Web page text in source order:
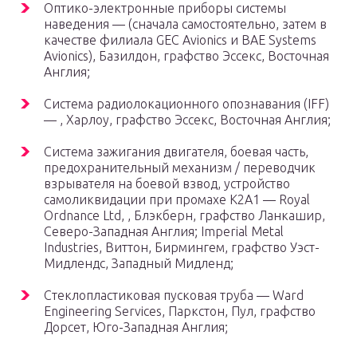
Оптико-электронные приборы системы
наведения — (сначала самостоятельно, затем в
качестве филиала GEC Avionics и BAE Systems
Avionics), Базилдон, графство Эссекс, Восточная
Англия;
Система радиолокационного опознавания (IFF)
— , Харлоу, графство Эссекс, Восточная Англия;
Система зажигания двигателя, боевая часть,
предохранительный механизм / переводчик
взрывателя на боевой взвод, устройство
самоликвидации при промахе K2A1 — Royal
Ordnance Ltd, , Блэкберн, графство Ланкашир,
Северо-Западная Англия; Imperial Metal
Industries, Виттон, Бирмингем, графство Уэст-
Мидлендс, Западный Мидленд;
Стеклопластиковая пусковая труба — Ward
Engineering Services, Паркстон, Пул, графство
Дорсет, Юго-Западная Англия;